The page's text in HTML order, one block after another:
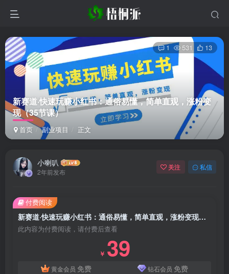
新赛道·快速玩赚小红书：通俗易懂，简单直观，涨粉变
现（35节课）
首页 副业项目 正文
1 531 13
小喇叭
2年前发布
关注 私信
新赛道·快速玩赚小红书：通俗易懂，简单直观，涨粉变现（35节课）
此内容为付费阅读，请付费后查看
￥ 39
黄金会员 免费 钻石会员 免费
付费阅读